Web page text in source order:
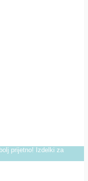
prijetno! Izdelki za